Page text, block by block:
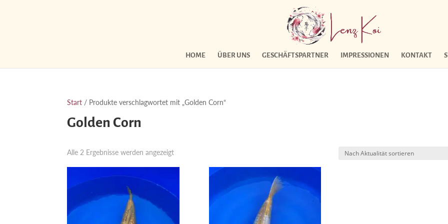
HOME ÜBER UNS GESCHÄFTSPARTNER IMPRESSIONEN KONTAKT
Start / Produkte verschlagwortet mit „Golden Corn“
Golden Corn
Alle 2 Ergebnisse werden angezeigtNach